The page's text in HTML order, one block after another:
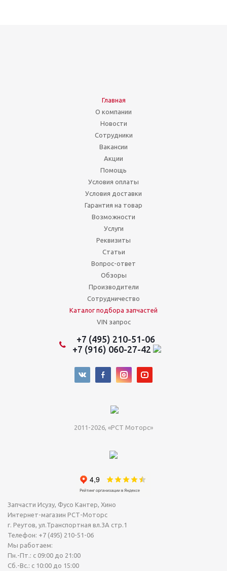
Главная
О компании
Новости
Сотрудники
Вакансии
Акции
Помощь
Условия оплаты
Условия доставки
Гарантия на товар
Возможности
Услуги
Реквизиты
Статьи
Вопрос-ответ
Обзоры
Производители
Сотрудничество
Каталог подбора запчастей
VIN запрос
+7 (495) 210-51-06
+7 (916) 060-27-42
2011-2026, «РСТ Моторс»
Запчасти Исузу, Фусо Кантер, Хино
Интернет-магазин РСТ-Моторс
г. Реутов, ул.Транспортная вл.3А стр.1
Телефон: +7 (495) 210-51-06
Мы работаем:
Пн.-Пт.: с 09:00 до 21:00
Сб.-Вс.: с 10:00 до 15:00